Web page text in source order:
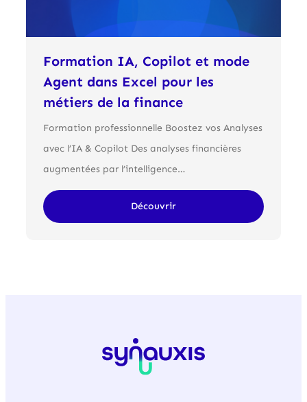
Formation IA, Copilot et mode
Agent dans Excel pour les
métiers de la finance
Formation professionnelle Boostez vos Analyses
avec l’IA & Copilot Des analyses financières
augmentées par l’intelligence…
Découvrir